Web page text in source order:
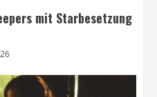
mit Starbesetzung